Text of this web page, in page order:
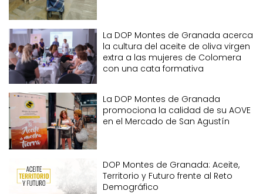
La DOP Montes de Granada acerca
la cultura del aceite de oliva virgen
extra a las mujeres de Colomera
con una cata formativa
La DOP Montes de Granada
promociona la calidad de su AOVE
en el Mercado de San Agustín
DOP Montes de Granada: Aceite,
Territorio y Futuro frente al Reto
Demográfico